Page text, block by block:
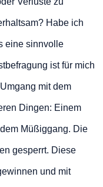
Habe ich
eine sinnvolle
ist für mich
mit dem
Dingen: Einem
Müßiggang. Die
gesperrt. Diese
und mit